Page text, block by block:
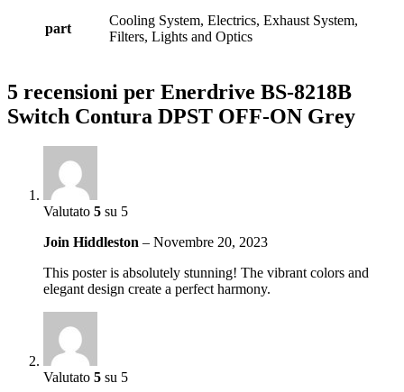
part
Cooling System, Electrics, Exhaust System,
Filters, Lights and Optics
5 recensioni per Enerdrive BS-8218B
Switch Contura DPST OFF-ON Grey
Valutato 5 su 5
Join Hiddleston – Novembre 20, 2023
This poster is absolutely stunning! The vibrant colors and
elegant design create a perfect harmony.
Valutato 5 su 5